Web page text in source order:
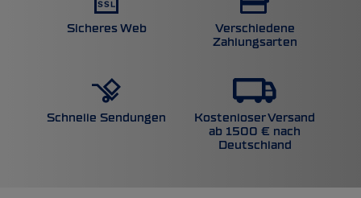
Sicheres Web
Verschiedene
Zahlungsarten
Schnelle Sendungen
Kostenloser Versand
ab 1500 € nach
Deutschland